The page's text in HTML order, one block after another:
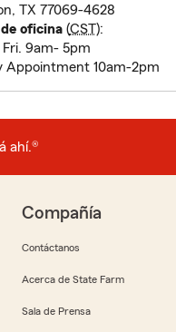
TX 77069-4628
oficina(CST):
Fri. 9am- 5pm
Appointment 10am-2pm
ahí.®
Compañía
Contáctanos
Acerca de State Farm
Sala de Prensa